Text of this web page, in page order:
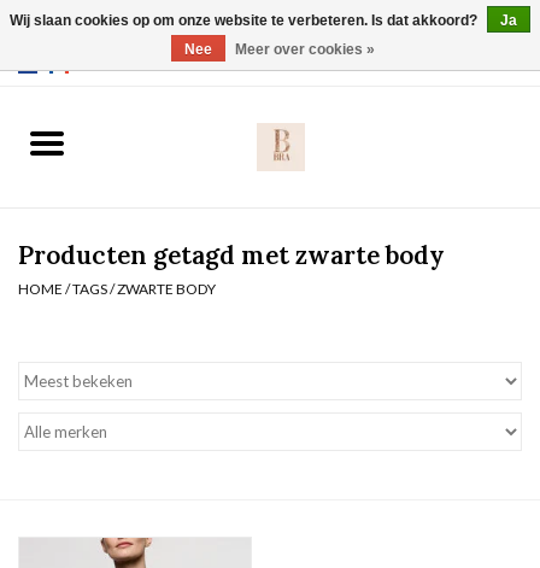
Slip
Nachtmode
Producten getagd met zwarte body
HOME /TAGS/ZWARTE BODY
Wij slaan cookies op om onze website te verbeteren. Is dat akkoord?
Ja
Nee
Meer over cookies »
Webshop werkt met EU maten. .